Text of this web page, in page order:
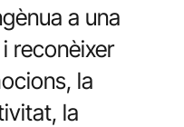
a una
reconèixer
la
la